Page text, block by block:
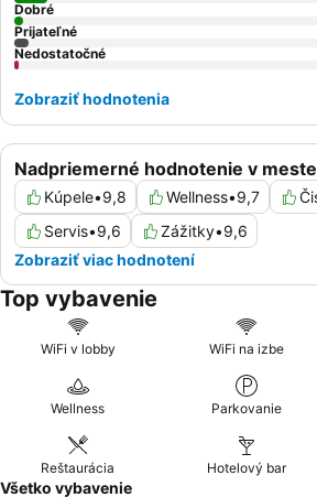
Nadpriemerné hodnotenie v
Kúpele•9,8 Wellness•9,7
Servis•9,6 Zážitky•9,6
Zobraziť viac hodnotení
Dobré
Prijateľné
Nedostatočné
Zobraziť hodnotenia
Top vybavenie
WiFi v lobby WiFi na izbe
Wellness Parkovanie
Reštaurácia Hotelový bar
Všetko vybavenie